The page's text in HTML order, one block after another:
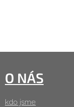
O NÁS
kdo jsme